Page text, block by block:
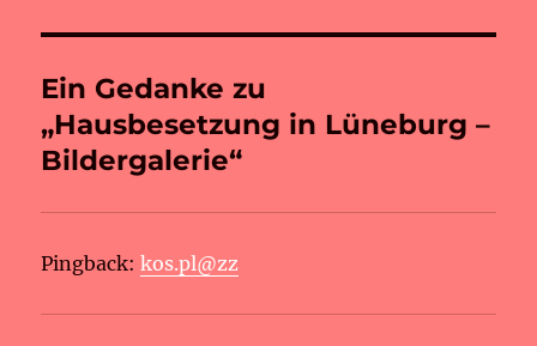
Ein Gedanke zu
„Hausbesetzung in Lüneburg –
Bildergalerie“
Pingback:kos.pl@zz